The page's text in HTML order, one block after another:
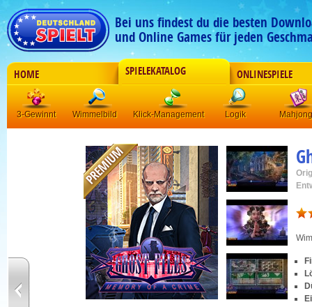
Bei uns findest du die besten
und Online Games für jeden
HOME SPIELEKATALOG ONLINESPIELE
3-Gewinnt Wimmelbild Klick-Management Logik Mahjong